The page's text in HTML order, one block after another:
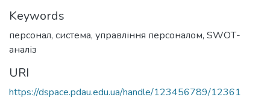
Keywords
персонал, система, управління персоналом, SWOТ-
аналіз
URI
https://dspace.pdau.edu.ua/handle/123456789/12361